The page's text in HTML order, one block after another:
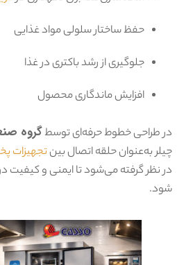
حفظ ساختار سلولی مواد غذایی
جلوگیری از رشد باکتری در غذا
افزایش ماندگاری محصول
در طراحی خطوط حرفه‌ای توسطگروه
چیلر به‌عنوان حلقه اتصال بینتجهیزات
در نظر گرفته می‌شود تا ایمنی و کیفیت
شود.